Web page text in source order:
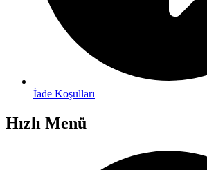
İade Koşulları
Hızlı Menü